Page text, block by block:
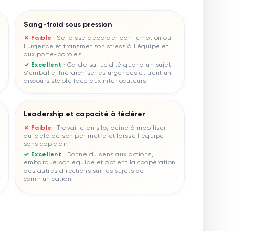
Sang-froid sous pression
✗ Faible · Se laisse déborder par l'émotion ou
l'urgence et transmet son stress à l'équipe et
aux porte-paroles.
✓ Excellent · Garde sa lucidité quand un sujet
s'emballe, hiérarchise les urgences et tient un
discours stable face aux interlocuteurs.
Leadership et capacité à fédérer
✗ Faible ·Travaille en silo, peine à mobiliser
au-delà de son périmètre et laisse l'équipe
sans cap clair.
✓ Excellent · Donne du sens aux actions,
embarque son équipe et obtient la coopération
des autres directions sur les sujets de
communication.